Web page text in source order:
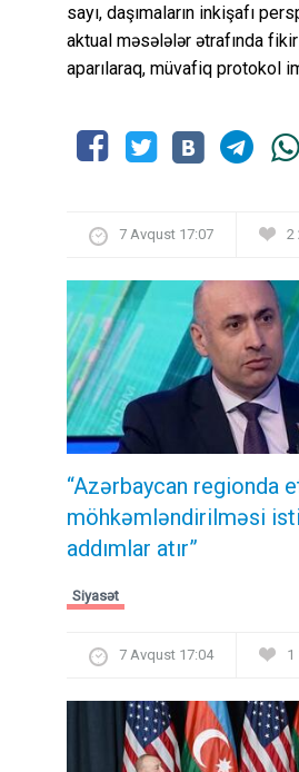
sayı, daşımaların inkişafı
aktual məsələlər ətrafında
aparılaraq, müvafiq protokol
7 Avqust 17:07 2
“Azərbaycan regionda
möhkəmləndirilməsi
addımlar atır”
Siyasət
7 Avqust 17:04 1